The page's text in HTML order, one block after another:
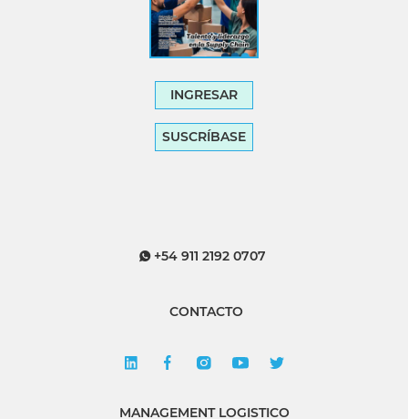
INGRESAR
SUSCRÍBASE
+54 911 2192 0707
CONTACTO
MANAGEMENT LOGISTICO